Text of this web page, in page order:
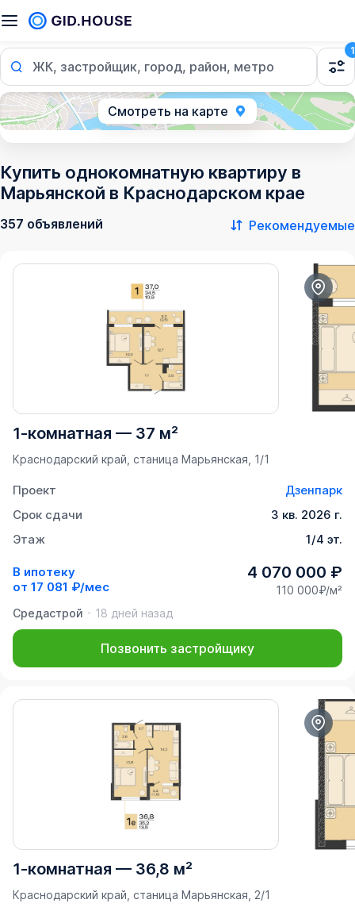
ЖК, застройщик, город, район, метро
1
Смотреть на карте
Купить однокомнатную квартиру в
Марьянской в Краснодарском крае
357 объявлений Рекомендуемые
1-комнатная — 37 м²
Краснодарский край, станица Марьянская, 1/1
Проект
Дзенпарк
Срок сдачи
3 кв. 2026 г.
Этаж
1/4 эт.
В ипотеку
от 17 081 ₽/мес
4 070 000 ₽
110 000₽/м²
Средастрой
18 дней назад
Позвонить застройщику
1-комнатная — 36,8 м²
Краснодарский край, станица Марьянская, 2/1